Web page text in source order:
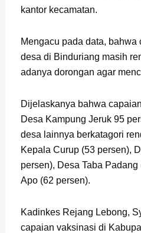
kantor kecamatan.
Mengacu pada data,
desa di Binduriang masih
adanya dorongan agar
Dijelaskanya bahwa
Desa Kampung Jeruk 95
desa lainnya berkatagori
Kepala Curup (53 persen),
persen), Desa Taba
Apo (62 persen).
Kadinkes Rejang Lebong,
capaian vaksinasi di